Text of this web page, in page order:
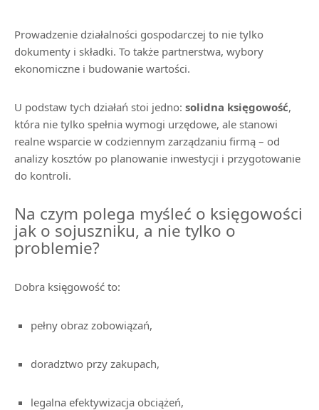
Prowadzenie działalności gospodarczej to nie tylko
dokumenty i składki. To także partnerstwa, wybory
ekonomiczne i budowanie wartości.
U podstaw tych działań stoi jedno: solidna księgowość,
która nie tylko spełnia wymogi urzędowe, ale stanowi
realne wsparcie w codziennym zarządzaniu firmą – od
analizy kosztów po planowanie inwestycji i przygotowanie
do kontroli.
Na czym polega myśleć o księgowości
jak o sojuszniku, a nie tylko o
problemie?
Dobra księgowość to:
pełny obraz zobowiązań,
doradztwo przy zakupach,
legalna efektywizacja obciążeń,